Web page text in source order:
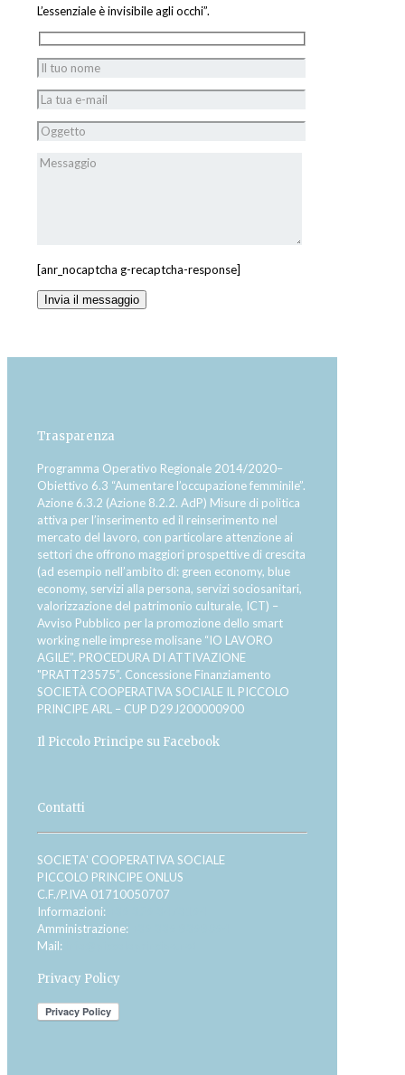
L’essenziale è invisibile agli occhi”.
[anr_nocaptcha g-recaptcha-response]
Trasparenza
Programma Operativo Regionale 2014/2020–
Obiettivo 6.3 “Aumentare l’occupazione femminile”.
Azione 6.3.2 (Azione 8.2.2. AdP) Misure di politica
attiva per l’inserimento ed il reinserimento nel
mercato del lavoro, con particolare attenzione ai
settori che offrono maggiori prospettive di crescita
(ad esempio nell’ambito di: green economy, blue
economy, servizi alla persona, servizi sociosanitari,
valorizzazione del patrimonio culturale, ICT) –
Avviso Pubblico per la promozione dello smart
working nelle imprese molisane “IO LAVORO
AGILE”. PROCEDURA DI ATTIVAZIONE
"PRATT23575”. Concessione Finanziamento
SOCIETÀ COOPERATIVA SOCIALE IL PICCOLO
PRINCIPE ARL – CUP D29J200000900
Il Piccolo Principe su Facebook
Contatti
SOCIETA' COOPERATIVA SOCIALE
PICCOLO PRINCIPE ONLUS
C.F./P.IVA 01710050707
Informazioni:
Amministrazione:
Mail:
Privacy Policy